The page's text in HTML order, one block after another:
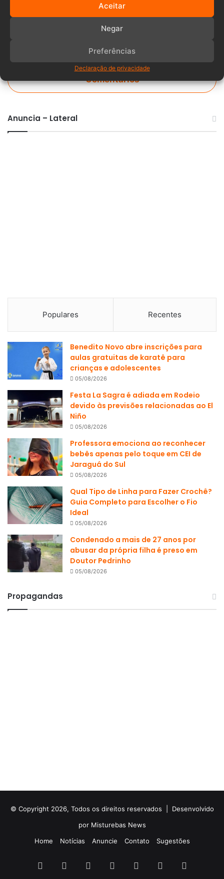
Aceitar
Negar
Preferências
Declaração de privacidade
Comentários
Anuncia – Lateral
Populares Recentes
Benedito Novo abre inscrições para
aulas gratuitas de karatê para
crianças e adolescentes
05/08/2026
Festa La Sagra é adiada em Rodeio
devido às previsões relacionadas ao El
Niño
05/08/2026
Professora emociona ao reconhecer
bebês apenas pelo toque em CEI de
Jaraguá do Sul
05/08/2026
Qual Tipo de Linha para Fazer Crochê?
Guia Completo para Escolher o Fio
Ideal
05/08/2026
Condenado a mais de 27 anos por
abusar da própria filha é preso em
Doutor Pedrinho
05/08/2026
Propagandas
© Copyright 2026, Todos os direitos reservados | Desenvolvido
por Misturebas News
Home
Notícias Anuncie Contato Sugestões
Facebook YouTubeInstagramTelegramWhatsApp